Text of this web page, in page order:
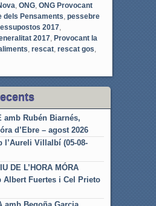
, ONG, ONG Provocant
dels Pensaments, pessebre
2017,
2017, Provocant la
, rescat, rescat gos,
amb Rubén Biarnés,
d’Ebre – agost 2026
l’Aureli Villalbí (05-08-
DE L’HORA MÓRA
Albert Fuertes i Cel Prieto